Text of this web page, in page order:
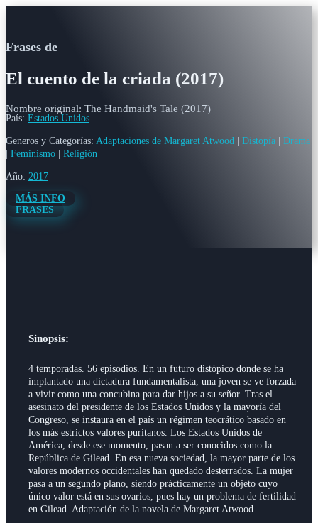
Frases de
El cuento de la criada (2017)
Nombre original: The Handmaid's Tale (2017)
País: Estados Unidos
Generos y Categorías: Adaptaciones de Margaret Atwood Distopía
Drama
Feminismo Religión
Año: 2017
MÁS INFO
FRASES
Sinopsis:
4 temporadas. 56 episodios. En un futuro distópico donde se ha
implantado una dictadura fundamentalista, una joven se ve forzada
a vivir como una concubina para dar hijos a su señor. Tras el
asesinato del presidente de los Estados Unidos y la mayoría del
Congreso, se instaura en el país un régimen teocrático basado en
los más estrictos valores puritanos. Los Estados Unidos de
América, desde ese momento, pasan a ser conocidos como la
República de Gilead. En esa nueva sociedad, la mayor parte de los
valores modernos occidentales han quedado desterrados. La mujer
pasa a un segundo plano, siendo prácticamente un objeto cuyo
único valor está en sus ovarios, pues hay un problema de fertilidad
en Gilead. Adaptación de la novela de Margaret Atwood.